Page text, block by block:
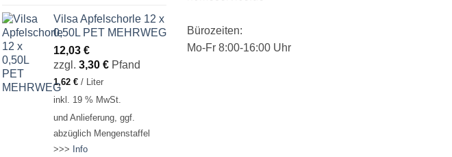
Vilsa Apfelschorle 12 x
0,50L PET MEHRWEG
12,03 €
zzgl. 3,30 € Pfand
1,62 € /
Liter
inkl. 19 % MwSt.
und Anlieferung, ggf.
abzüglich Mengenstaffel
>>> Info
Bürozeiten:
Mo-Fr 8:00-16:00 Uhr